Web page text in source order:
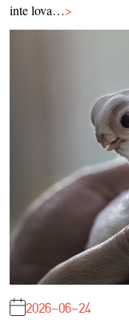
inte lova…>
2026-06-24